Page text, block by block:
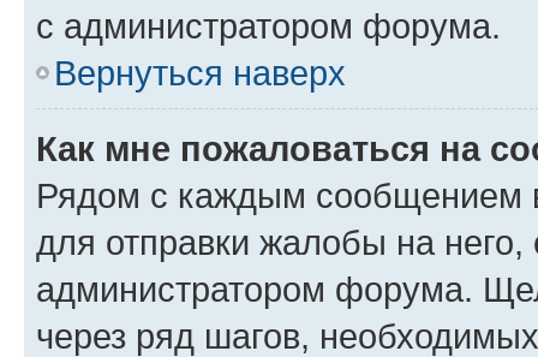
с администратором форума.
Вернуться наверх
Как мне пожаловаться на
Рядом с каждым сообщением
для отправки жалобы на
администратором форума.
через ряд шагов,